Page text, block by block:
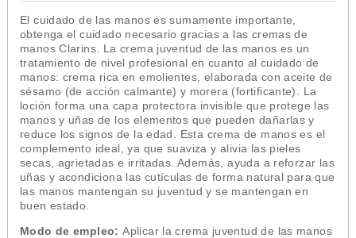
El cuidado de las manos es sumamente importante,
obtenga el cuidado necesario gracias a las cremas de
manos Clarins. La crema juventud de las manos es un
tratamiento de nivel profesional en cuanto al cuidado de
manos: crema rica en emolientes, elaborada con aceite de
sésamo (de acción calmante) y morera (fortificante). La
loción forma una capa protectora invisible que protege las
manos y uñas de los elementos que pueden dañarlas y
reduce los signos de la edad. Esta crema de manos es el
complemento ideal, ya que suaviza y alivia las pieles
secas, agrietadas e irritadas. Además, ayuda a reforzar las
uñas y acondiciona las cutículas de forma natural para que
las manos mantengan su juventud y se mantengan en
buen estado.
Modo de empleo: Aplicar la crema juventud de las manos